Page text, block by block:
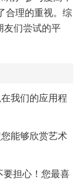
合理的重视。综
友们尝试的平
我们的应用程
能够欣赏艺术
要担心！您最喜